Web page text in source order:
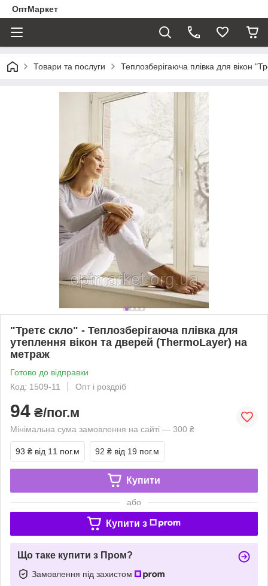
ОптМаркет
Товари та послуги Теплозберігаюча плівка для вікон
"Третє скло" - Теплозберігаюча плівка для
утеплення вікон та дверей (ThermoLayer) на
метраж
Готово до відправки
Код: 1509-11
Опт і роздріб
94 ₴/пог.м
Мінімальна сума замовлення на сайті — 300 ₴
93 ₴ від 11 пог.м 92 ₴ від 19 пог.м
Купити
або
Купити з
Що таке купити з Пром?
Замовлення під захистом